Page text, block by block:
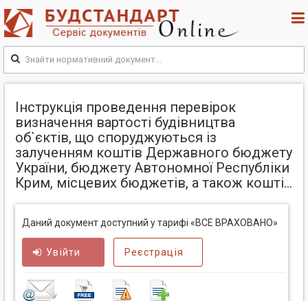
Інструкція проведення перевірок
визначення вартості будівництва
об`єктів, що споруджуються із
залученням коштів Державного бюджету
України, бюджету Автономної Республіки
Крим, місцевих бюджетів, а також кошті...
Даний документ доступний у тарифі «ВСЕ ВРАХОВАНО»
Увійти Реєстрація